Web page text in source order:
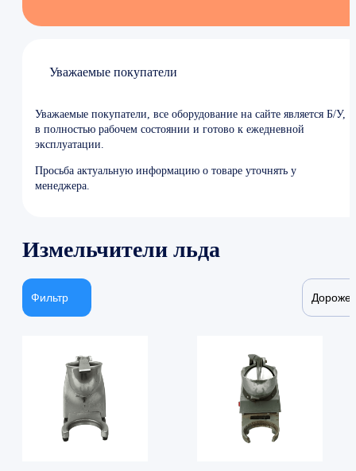
Уважаемые покупатели
Уважаемые покупатели, все оборудование на сайте является Б/У,
в полностью рабочем состоянии и готово к ежедневной
эксплуатации.
Просьба актуальную информацию о товаре уточнять у
менеджера.
Измельчители льда
Фильтр Дороже